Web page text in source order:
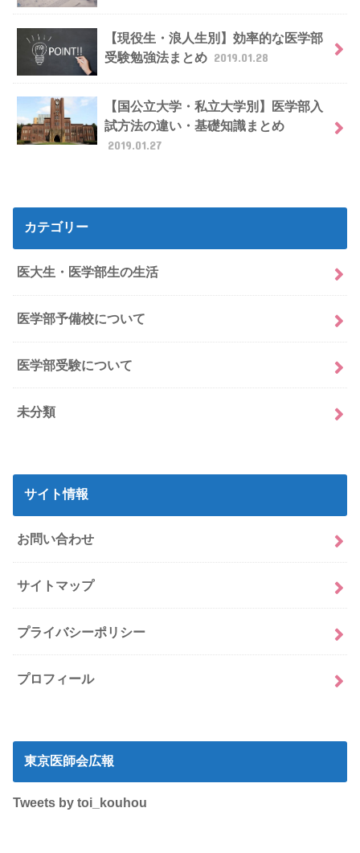
【現役生・浪人生別】効率的な医学部
受験勉強法まとめ 2019.01.28
【国公立大学・私立大学別】医学部入
試方法の違い・基礎知識まとめ
2019.01.27
カテゴリー
医大生・医学部生の生活
医学部予備校について
医学部受験について
未分類
サイト情報
お問い合わせ
サイトマップ
プライバシーポリシー
プロフィール
東京医師会広報
Tweets by toi_kouhou